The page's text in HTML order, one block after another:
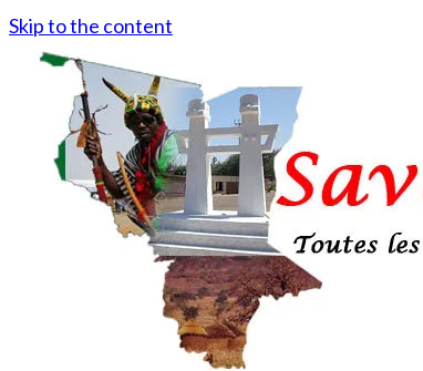
Skip to the content